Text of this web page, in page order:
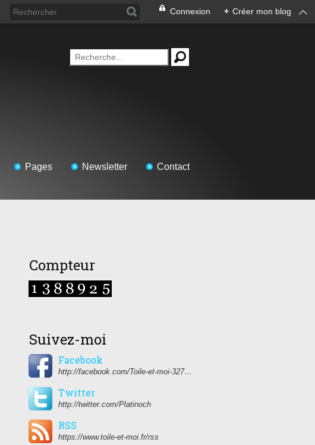
Connexion + Créer mon blog
Pages Newsletter Contact
Compteur
Suivez-moi
Facebook
http://facebook.com/Toile-et-moi-327459350627274/
Twitter
http://twitter.com/Platinoch
RSS
https://www.toile-et-moi.fr/rss